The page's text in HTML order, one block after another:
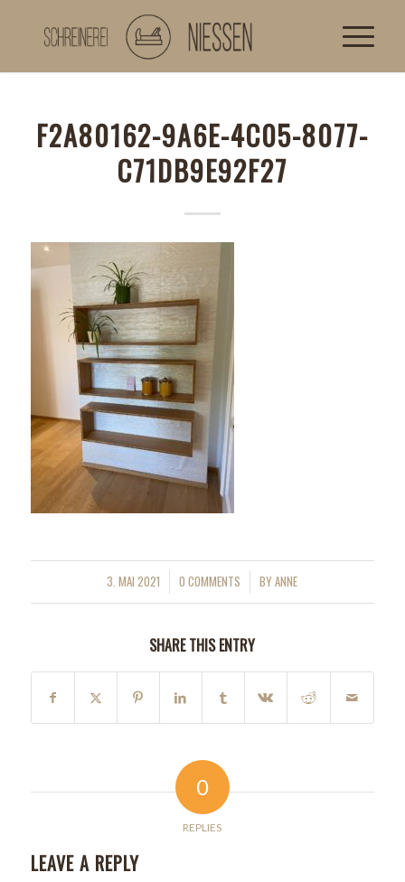
F2A80162-9A6E-4C05-8077-
C71DB9E92F27
3. MAI 2021
/ 0 COMMENTS
/ BYANNE
SHARE THIS ENTRY
0
REPLIES
LEAVE A REPLY